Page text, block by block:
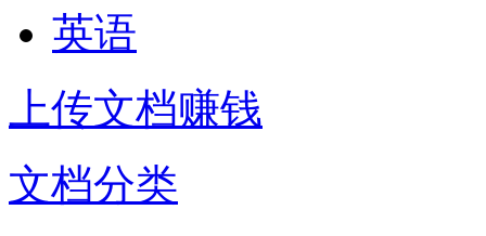
英语
上传文档赚钱
文档分类